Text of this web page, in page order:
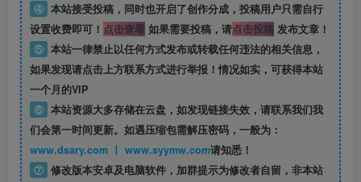
④ 本站接受投稿，同时也开启了创作分成，投稿用户只需自行
设置收费即可！ 点击查看如果需要投稿，请点击投稿发布文章！
⑤ 本站一律禁止以任何方式发布或转载任何违法的相关信息，
如果发现请点击上方联系方式进行举报！情况如实，可获得本站
一个月的VIP
⑥ 本站资源大多存储在云盘，如发现链接失效，请联系我们我
们会第一时间更新。如遇压缩包需解压密码，一般为：
www.dsary.com 丨 www.syymw.com请知悉！
⑦ 修改版本安卓及电脑软件，加群提示为修改者自留， 非本站